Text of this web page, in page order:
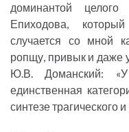
доминантой
Епиходова,
случается со мной
ропщу, привык и даже
Ю.В. Доманский:
единственная
синтезе трагического